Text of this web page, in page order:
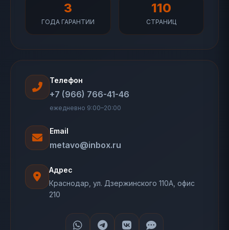
3
ГОДА ГАРАНТИИ
110
СТРАНИЦ
Телефон
+7 (966) 766-41-46
ежедневно 9:00–20:00
Email
metavo@inbox.ru
Адрес
Краснодар, ул. Дзержинского 110А, офис
210